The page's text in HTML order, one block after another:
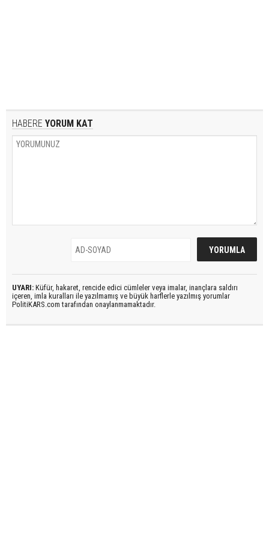
HABERE YORUM KAT
UYARI: Küfür, hakaret, rencide edici cümleler veya imalar, inançlara saldırı
içeren, imla kuralları ile yazılmamış ve büyük harflerle yazılmış yorumlar
PolitiKARS.com tarafından onaylanmamaktadır.